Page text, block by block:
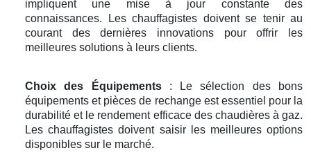
impliquent une mise à jour constante des
connaissances. Les chauffagistes doivent se tenir au
courant des dernières innovations pour offrir les
meilleures solutions à leurs clients.
Choix des Équipements: Le sélection des bons
équipements et pièces de rechange est essentiel pour la
durabilité et le rendement efficace des chaudières à gaz.
Les chauffagistes doivent saisir les meilleures options
disponibles sur le marché.